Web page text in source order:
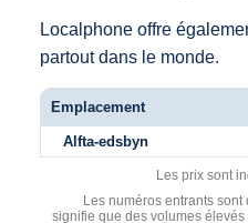
Localphone offre
partout dans le monde.
Emplacement
Alfta-edsbyn
Les prix sont
Les numéros entrants
signifie que des volumes